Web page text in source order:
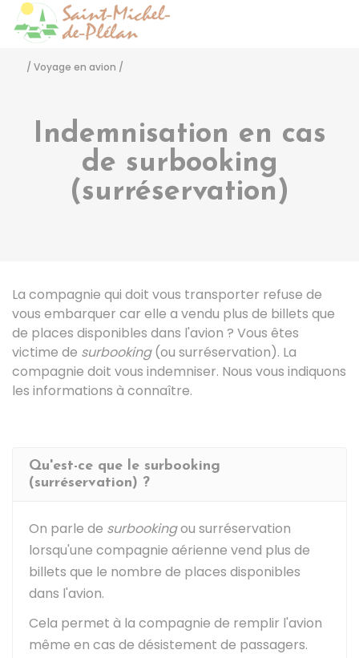
/ Voyage en avion /
Indemnisation en cas
de surbooking
(surréservation)
La compagnie qui doit vous transporter refuse de
vous embarquer car elle a vendu plus de billets que
de places disponibles dans l'avion ? Vous êtes
victime de surbooking(ou surréservation). La
compagnie doit vous indemniser. Nous vous indiquons
les informations à connaître.
Qu'est-ce que le surbooking
(surréservation) ?
On parle de surbookingou surréservation
lorsqu'une compagnie aérienne vend plus de
billets que le nombre de places disponibles
dans l'avion.
Cela permet à la compagnie de remplir l'avion
même en cas de désistement de passagers.